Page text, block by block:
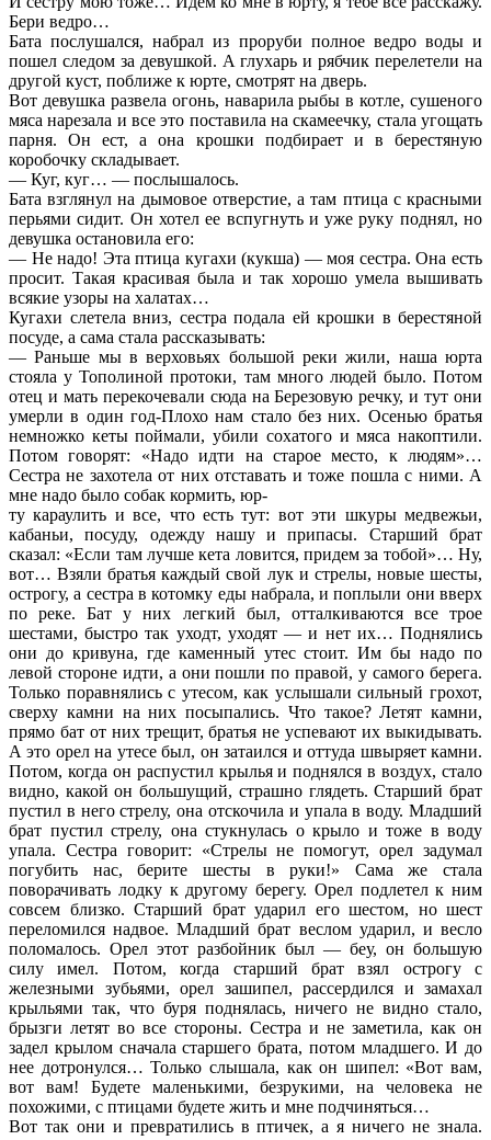
Бери ведро…
Бата послушался, набрал из проруби полное ведро воды и
пошел следом за девушкой. А глухарь и рябчик перелетели на
другой куст, поближе к юрте, смотрят на дверь.
Вот девушка развела огонь, наварила рыбы в котле, сушеного
мяса нарезала и все это поставила на скамеечку, стала угощать
парня. Он ест, а она крошки подбирает и в берестяную
коробочку складывает.
— Куг, куг… — послышалось.
Бата взглянул на дымовое отверстие, а там птица с красными
перьями сидит. Он хотел ее вспугнуть и уже руку поднял, но
девушка остановила его:
— Не надо! Эта птица кугахи (кукша) — моя сестра. Она есть
просит. Такая красивая была и так хорошо умела вышивать
всякие узоры на халатах…
Кугахи слетела вниз, сестра подала ей крошки в берестяной
посуде, а сама стала рассказывать:
— Раньше мы в верховьях большой реки жили, наша юрта
стояла у Тополиной протоки, там много людей было. Потом
отец и мать перекочевали сюда на Березовую речку, и тут они
умерли в один год-Плохо нам стало без них. Осенью братья
немножко кеты поймали, убили сохатого и мяса накоптили.
Потом говорят: «Надо идти на старое место, к людям»…
Сестра не захотела от них отставать и тоже пошла с ними. А
мне надо было собак кормить, юр-
ту караулить и все, что есть тут: вот эти шкуры медвежьи,
кабаньи, посуду, одежду нашу и припасы. Старший брат
сказал: «Если там лучше кета ловится, придем за тобой»… Ну,
вот… Взяли братья каждый свой лук и стрелы, новые шесты,
острогу, а сестра в котомку еды набрала, и поплыли они вверх
по реке. Бат у них легкий был, отталкиваются все трое
шестами, быстро так уходт, уходят — и нет их… Поднялись
они до кривуна, где каменный утес стоит. Им бы надо по
левой стороне идти, а они пошли по правой, у самого берега.
Только поравнялись с утесом, как услышали сильный грохот,
сверху камни на них посыпались. Что такое? Летят камни,
прямо бат от них трещит, братья не успевают их выкидывать.
А это орел на утесе был, он затаился и оттуда швыряет камни.
Потом, когда он распустил крылья и поднялся в воздух, стало
видно, какой он большущий, страшно глядеть. Старший брат
пустил в него стрелу, она отскочила и упала в воду. Младший
брат пустил стрелу, она стукнулась о крыло и тоже в воду
упала. Сестра говорит: «Стрелы не помогут, орел задумал
погубить нас, берите шесты в руки!» Сама же стала
поворачивать лодку к другому берегу. Орел подлетел к ним
совсем близко. Старший брат ударил его шестом, но шест
переломился надвое. Младший брат веслом ударил, и весло
поломалось. Орел этот разбойник был — беу, он большую
силу имел. Потом, когда старший брат взял острогу с
железными зубьями, орел зашипел, рассердился и замахал
крыльями так, что буря поднялась, ничего не видно стало,
брызги летят во все стороны. Сестра и не заметила, как он
задел крылом сначала старшего брата, потом младшего. И до
нее дотронулся… Только слышала, как он шипел: «Вот вам,
вот вам! Будете маленькими, безрукими, на человека не
похожими, с птицами будете жить и мне подчиняться…
Вот так они и превратились в птичек, а я ничего не знала.